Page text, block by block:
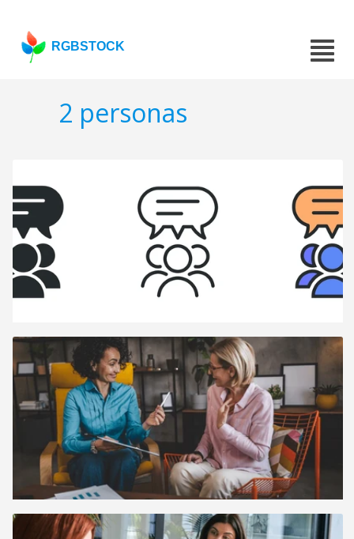
RGBSTOCK
2 personas